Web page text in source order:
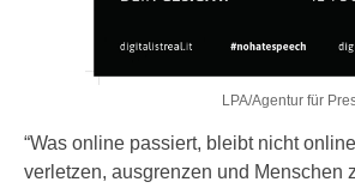
LPA/Agentur für
“Was online passiert, bleibt nicht
verletzen, ausgrenzen und Menschen